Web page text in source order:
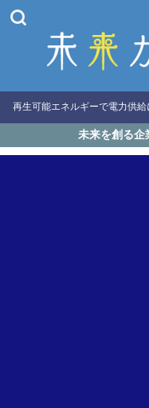
再生可能エネルギーで電力供
未来を創る企